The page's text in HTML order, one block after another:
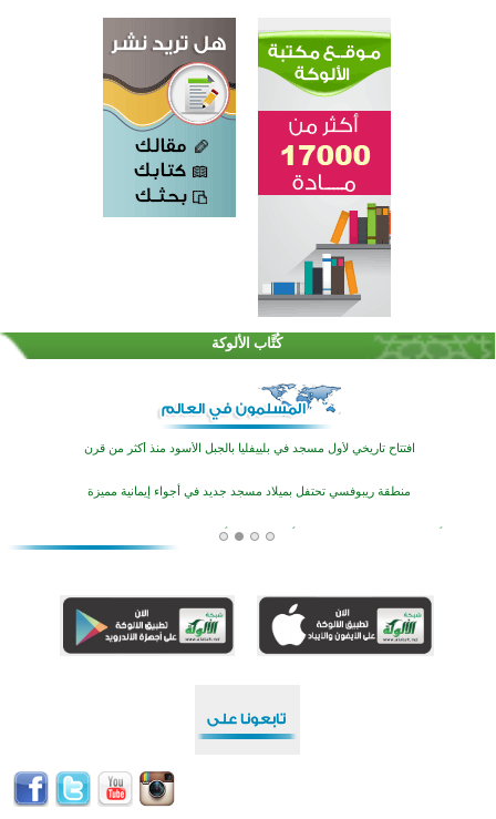
كُتَّاب الألوكة
اختتام الدورة التاسعة لمسابقة حفظ وتلاوة القرآن الكريم في أزناكاييف
تيسليتش تختتم برنامجا تعليميا لتعزيز القيم وبناء الشخصية للشباب المسلمين
اختتام منافسات قرآنية متميزة في بنغلاديش بمشاركة 3000 متسابق
افتتاح تاريخي لأول مسجد في بلييفليا بالجبل الأسود منذ أكثر من قرن
منطقة ريبوفسي تحتفل بميلاد مسجد جديد في أجواء إيمانية مميزة
أكبر مشروع إسلامي في ريف أستراليا يفتتح أبوابه بعد سنوات من العمل والعطاء
اختتام الدورة التاسعة لمسابقة حفظ وتلاوة القرآن الكريم في أزناكاييف